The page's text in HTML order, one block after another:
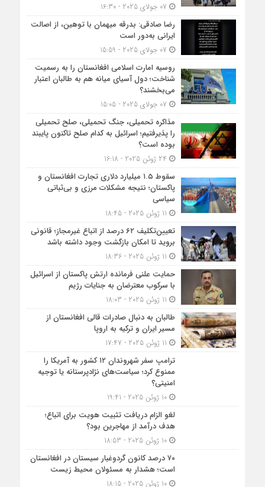
رضا صادقی: بدرقه میهمان با توهین، از اصالت
ایرانی به‌دور است
روسیه امارت اسلامی افغانستان را به رسمیت
شناخت؛ دول آسیای میانه هم به طالبان اعتبار
می‎‌بخشند؟
مذاکره تحمیلی، جنگ تحمیلی، صلح تحمیلی
را پذیرفتیم؛ اسرائیل به کدام صلح تاکنون پایبند
بوده است؟
سقوط ۱.۵ میلیارد دلاری تجارت افغانستان و
پاکستان؛ نتیجه مشکلات مرزی و بی‌ثباتی
سیاسی
تعیین‌تکلیف ۶۲ درصد از اتباع غیرمجاز؛ قانونی
بروید تا امکان بازگشت وجود داشته باشد
حمایت علنی فرمانده ارتش پاکستان از اسرائیل
با سرکوب معترضان به جنایات رژیم
طالبان به دنبال صادرات قالی افغانستان از
مسیر ایران و ترکیه به اروپا
ترامپ سفر شهروندان ۱۲ کشور به آمریکا را
ممنوع کرد؛ سیاست‌های نژادپرستانه یا توجیه
امنیتی؟
10 ژوئن 2025 - 19:41
لغو الزام دریافت تثبیت هویت برای اتباع؛
هدف درآمد از مهاجرین بود؟
10 ژوئن 2025 - 18:53
۷۰ درصد کانون گردوغبار سیستان در افغانستان
است؛ هشدار به مسئولان محیط زیست
10 ژوئن 2025 - 18:15